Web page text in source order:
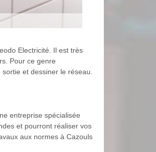
Electricité. Il est très
Pour ce genre
et dessiner le réseau.
entreprise spécialisée
et pourront réaliser vos
aux normes à Cazouls